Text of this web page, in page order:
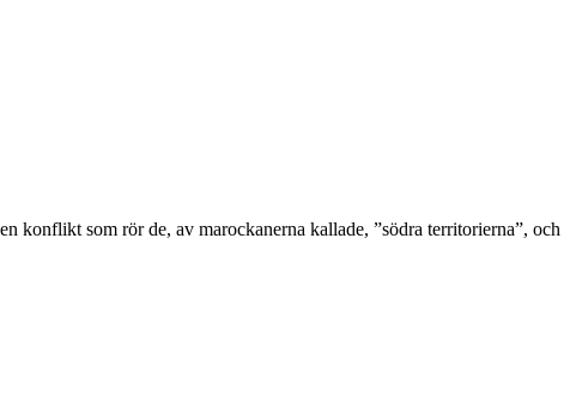
konflikt som rör de, av marockanerna kallade, ”södra territorierna”, och